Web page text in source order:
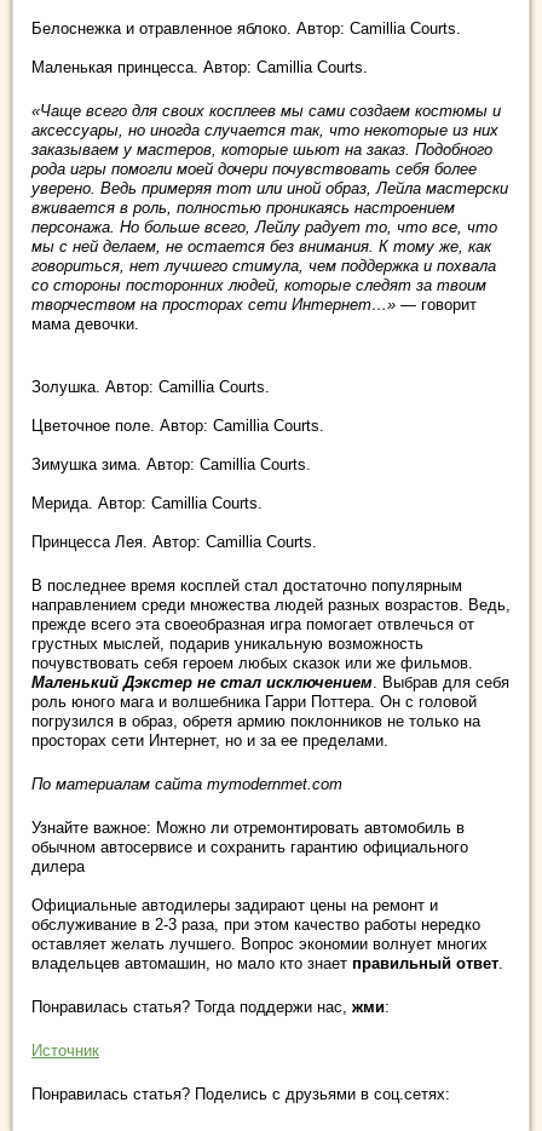
Белоснежка и отравленное яблоко. Автор: Camillia Courts.
Маленькая принцесса. Автор: Camillia Courts.
«Чаще всего для своих косплеев мы сами создаем костюмы и
аксессуары, но иногда случается так, что некоторые из них
заказываем у мастеров, которые шьют на заказ. Подобного
рода игры помогли моей дочери почувствовать себя более
уверено. Ведь примеряя тот или иной образ, Лейла мастерски
вживается в роль, полностью проникаясь настроением
персонажа. Но больше всего, Лейлу радует то, что все, что
мы с ней делаем, не остается без внимания. К тому же, как
говориться, нет лучшего стимула, чем поддержка и похвала
со стороны посторонних людей, которые следят за твоим
творчеством на просторах сети Интернет…» — говорит
мама девочки.
Золушка. Автор: Camillia Courts.
Цветочное поле. Автор: Camillia Courts.
Зимушка зима. Автор: Camillia Courts.
Мерида. Автор: Camillia Courts.
Принцесса Лея. Автор: Camillia Courts.
В последнее время косплей стал достаточно популярным
направлением среди множества людей разных возрастов. Ведь,
прежде всего эта своеобразная игра помогает отвлечься от
грустных мыслей, подарив уникальную возможность
почувствовать себя героем любых сказок или же фильмов.
Маленький Дэкстер не стал исключением . Выбрав для себя
роль юного мага и волшебника Гарри Поттера. Он с головой
погрузился в образ, обретя армию поклонников не только на
просторах сети Интернет, но и за ее пределами.
По материалам сайта mymodernmet.com
Узнайте важное: Можно ли отремонтировать автомобиль в
обычном автосервисе и сохранить гарантию официального
дилера
Официальные автодилеры задирают цены на ремонт и
обслуживание в 2-3 раза, при этом качество работы нередко
оставляет желать лучшего. Вопрос экономии волнует многих
владельцев автомашин, но мало кто знает правильный ответ
Понравилась статья? Тогда поддержи нас, жми:
Источник
Понравилась статья? Поделись с друзьями в соц.сетях: